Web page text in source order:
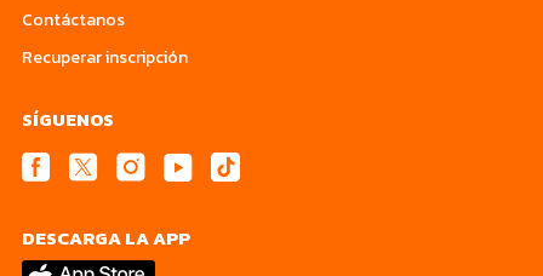
Contáctanos
Recuperar inscripción
SÍGUENOS
DESCARGA LA APP